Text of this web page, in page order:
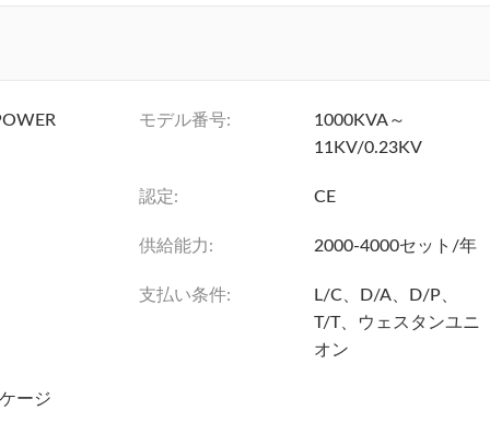
モデル番号:
1000KVA～
11KV/0.23KV
認定: CE
供給能力: 2000-4000セット/年
支払い条件:
L/C、D/A、D/P、
T/T、ウェスタンユニ
オン
ージ